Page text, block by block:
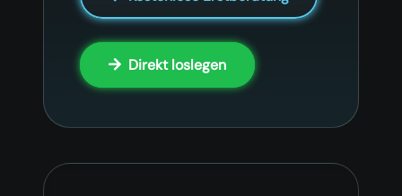
Direkt loslegen